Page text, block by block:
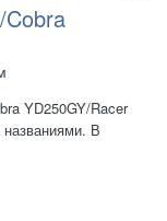
YD250GY/Racer
В
на мотоцикл.
в 1500 км. и
придумывал и